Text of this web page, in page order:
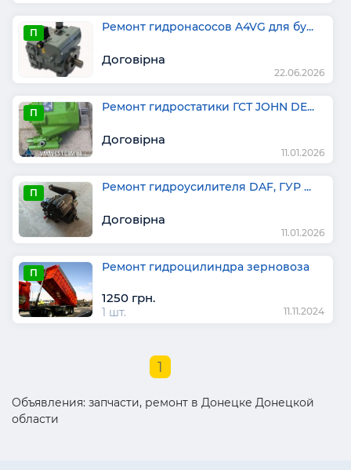
П Ремонт гидронасосов A4VG для бу...
Договірна
22.06.2026
П Ремонт гидростатики ГСТ JOHN DE...
Договірна
11.01.2026
П Ремонт гидроусилителя DAF, ГУР ...
Договірна
11.01.2026
П Ремонт гидроцилиндра зерновоза
1250 грн.
1 шт. 11.11.2024
1
Объявления: запчасти, ремонт в Донецке Донецкой
области